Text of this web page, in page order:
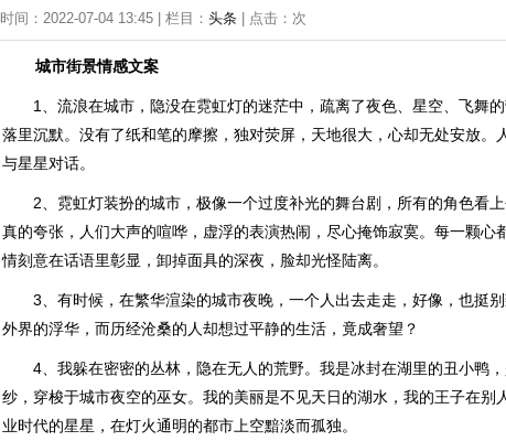
时间：2022-07-04 13:45 | 栏目： 头条 | 点击： 次
城市街景情感文案
1、流浪在城市，隐没在霓虹灯的迷茫中，疏离了夜色、星空、飞舞
落里沉默。没有了纸和笔的摩擦，独对荧屏，天地很大，心却无处安放。
与星星对话。
2、霓虹灯装扮的城市，极像一个过度补光的舞台剧，所有的角色看
真的夸张，人们大声的喧哗，虚浮的表演热闹，尽心掩饰寂寞。每一颗心
情刻意在话语里彰显，卸掉面具的深夜，脸却光怪陆离。
3、有时候，在繁华渲染的城市夜晚，一个人出去走走，好像，也挺
外界的浮华，而历经沧桑的人却想过平静的生活，竟成奢望？
4、我躲在密密的丛林，隐在无人的荒野。我是冰封在湖里的丑小鸭
纱，穿梭于城市夜空的巫女。我的美丽是不见天日的湖水，我的王子在别
业时代的星星，在灯火通明的都市上空黯淡而孤独。